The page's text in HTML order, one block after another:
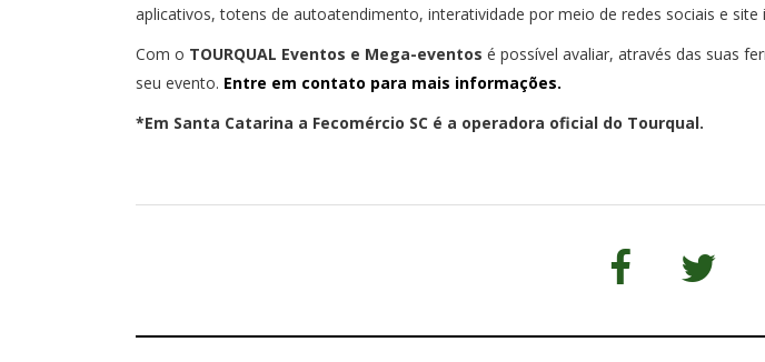
aplicativos, totens de autoatendimento, interatividade por meio de redes sociais e
Com o TOURQUAL Eventos e Mega-eventos é possível avaliar, através das suas
seu evento. Entre em contato para mais informações.
*Em Santa Catarina a Fecomércio SC é a operadora oficial do Tourqual.